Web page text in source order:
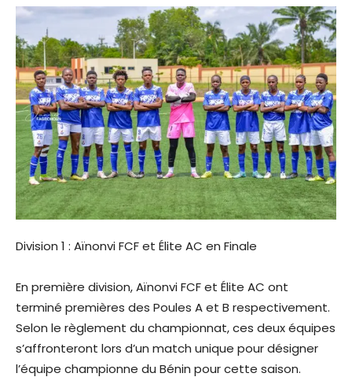
Division 1 : Aïnonvi FCF et Élite AC en Finale
En première division, Aïnonvi FCF et Élite AC ont
terminé premières des Poules A et B respectivement.
Selon le règlement du championnat, ces deux équipes
s’affronteront lors d’un match unique pour désigner
l’équipe championne du Bénin pour cette saison.